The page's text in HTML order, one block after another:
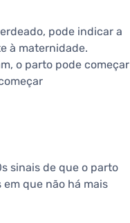
pode indicar a
à maternidade.
o parto pode começar
sinais de que o parto
que não há mais